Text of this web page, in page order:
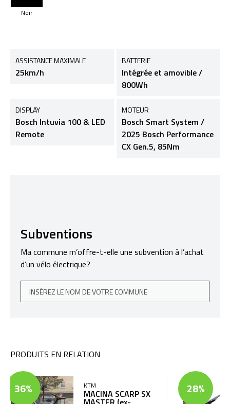
Noir
ASSISTANCE MAXIMALE
25km/h
BATTERIE
Intégrée et amovible /
800Wh
DISPLAY
Bosch Intuvia 100 & LED
Remote
MOTEUR
Bosch Smart System /
2025 Bosch Performance
CX Gen.5, 85Nm
Subventions
Ma commune m’offre-t-elle une subvention à l’achat
d’un vélo électrique?
PRODUITS EN RELATION
36% KTM
MACINA SCARP SX 28%